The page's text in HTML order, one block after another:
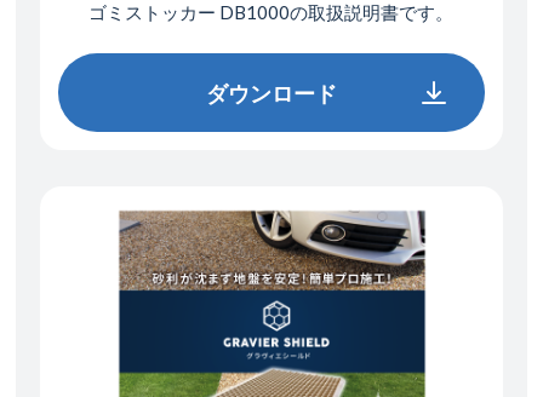
ゴミストッカー DB1000の取扱説明書です。
ダウンロード
ダウンロード